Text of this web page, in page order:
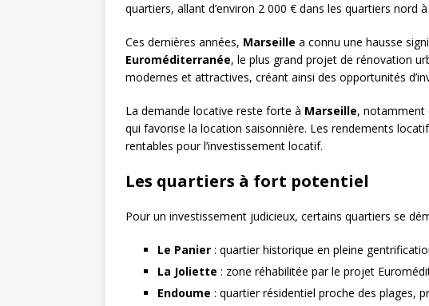
quartiers, allant d’environ 2 000 € dans les quartiers nord
Ces dernières années, Marseille a connu une hausse
Euroméditerranée, le plus grand projet de rénovation
modernes et attractives, créant ainsi des opportunités
La demande locative reste forte à Marseille, notamment
qui favorise la location saisonnière. Les rendements
rentables pour l’investissement locatif.
Les quartiers à fort potentiel
Pour un investissement judicieux, certains quartiers se
Le Panier : quartier historique en pleine
La Joliette : zone réhabilitée par le projet
Endoume : quartier résidentiel proche des plages,